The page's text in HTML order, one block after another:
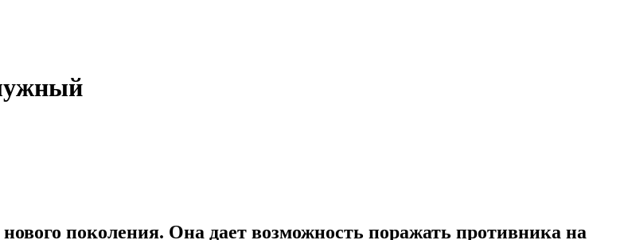
поколения. Она дает возможность поражать противника на